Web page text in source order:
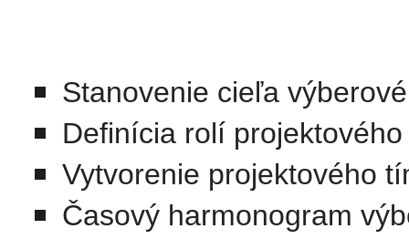
Stanovenie cieľa
Definícia rolí
Vytvorenie projektového
Časový harmonogram